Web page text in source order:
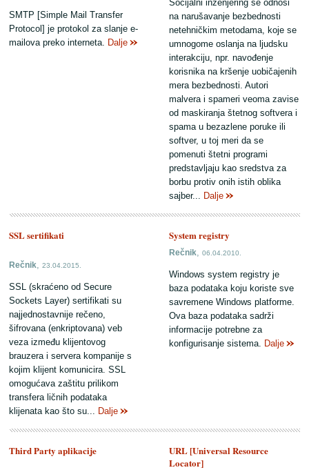
Socijalni inženjering se odnosi
na narušavanje bezbednosti
netehničkim metodama, koje se
umnogome oslanja na ljudsku
interakciju, npr. navođenje
korisnika na kršenje uobičajenih
mera bezbednosti. Autori
malvera i spameri veoma zavise
od maskiranja štetnog softvera i
spama u bezazlene poruke ili
softver, u toj meri da se
pomenuti štetni programi
predstavljaju kao sredstva za
borbu protiv onih istih oblika
sajber... Dalje
SMTP [Simple Mail Transfer
Protocol] je protokol za slanje e-
mailova preko interneta. Dalje
System registry
Rečnik,06.04.2010.
Windows system registry je
baza podataka koju koriste sve
savremene Windows platforme.
Ova baza podataka sadrži
informacije potrebne za
konfigurisanje sistema. Dalje
SSL sertifikati
Rečnik,23.04.2015.
SSL (skraćeno od Secure
Sockets Layer) sertifikati su
najjednostavnije rečeno,
šifrovana (enkriptovana) veb
veza između klijentovog
brauzera i servera kompanije s
kojim klijent komunicira. SSL
omogućava zaštitu prilikom
transfera ličnih podataka
klijenata kao što su... Dalje
URL [Universal Resource
Locator]
Third Party aplikacije